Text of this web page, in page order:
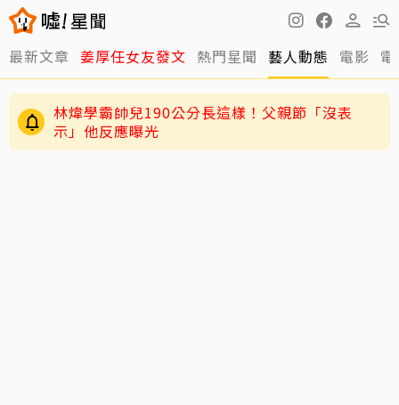
最新文章 姜厚任女友發文 熱門星聞 藝人動態 電影
林煒學霸帥兒190公分長這樣！父親節「沒表
示」他反應曝光